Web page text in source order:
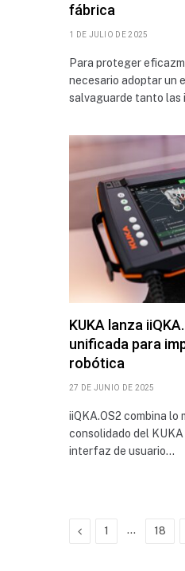
fábrica
1 DE JULIO DE 2025
Para proteger
necesario adoptar un
salvaguarde tanto
KUKA lanza
unificada para
robótica
27 DE JUNIO DE 2025
iiQKA.OS2 combina lo
consolidado del
interfaz de usuario…
Previous
1 … 18